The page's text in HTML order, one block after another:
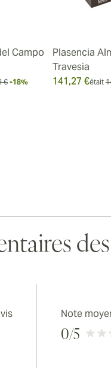
Campo
€ -18%
Plasencia
Travesia
141,27 €était
Note
0/5